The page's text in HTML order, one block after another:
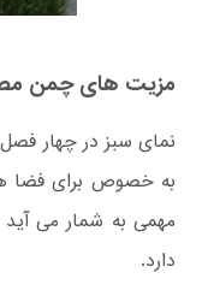
مزیت های چمن
نمای سبز در چهار
به خصوص برای فضا
مهمی به شمار می آید
دارد.